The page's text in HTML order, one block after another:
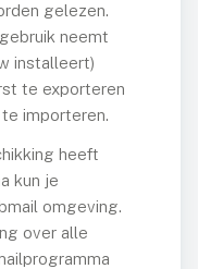
gelezen.
neemt
installeert)
te exporteren
importeren.
heeft
kun je
omgeving.
over alle